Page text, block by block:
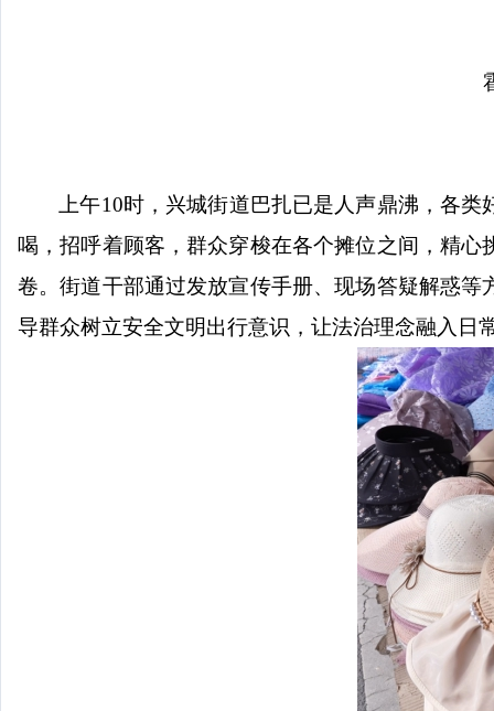
上午10时，兴城街道巴扎已是人声鼎沸，各
喝，招呼着顾客，群众穿梭在各个摊位之间，精
卷。街道干部通过发放宣传手册、现场答疑解惑
导群众树立安全文明出行意识，让法治理念融入日